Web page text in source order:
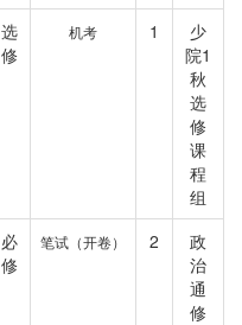
选
修
机考 1
少
院1
秋
选
修
课
程
组
必
修
笔试（开卷） 2
政
治
通
修